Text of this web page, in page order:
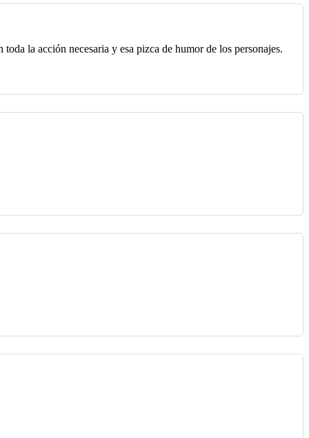
la acción necesaria y esa pizca de humor de los personajes.